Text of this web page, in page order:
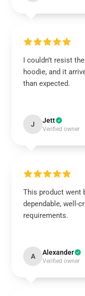
I couldn’t resist
hoodie, and it
than expected.
J Jett
Verified owner
This product went
dependable, well-
requirements.
A Alexander
Verified owner